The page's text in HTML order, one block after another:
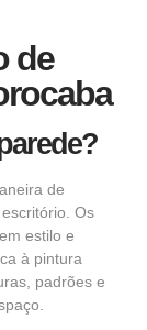
de
de
Os
estilo e
à pintura
padrões e